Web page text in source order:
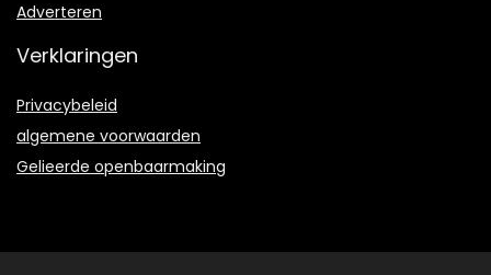
Adverteren
Verklaringen
Privacybeleid
algemene voorwaarden
Gelieerde openbaarmaking